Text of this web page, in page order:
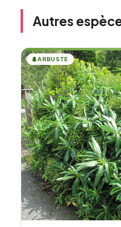
Autres
🌲ARBUSTE